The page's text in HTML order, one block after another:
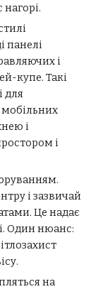
панелі
і
купе. Такі
для
мобільних
і
і
і зазвичай
Це надає
Один нюанс:
на